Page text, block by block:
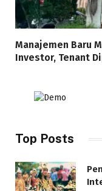
Manajemen Baru
Investor, Tenant
Top Posts